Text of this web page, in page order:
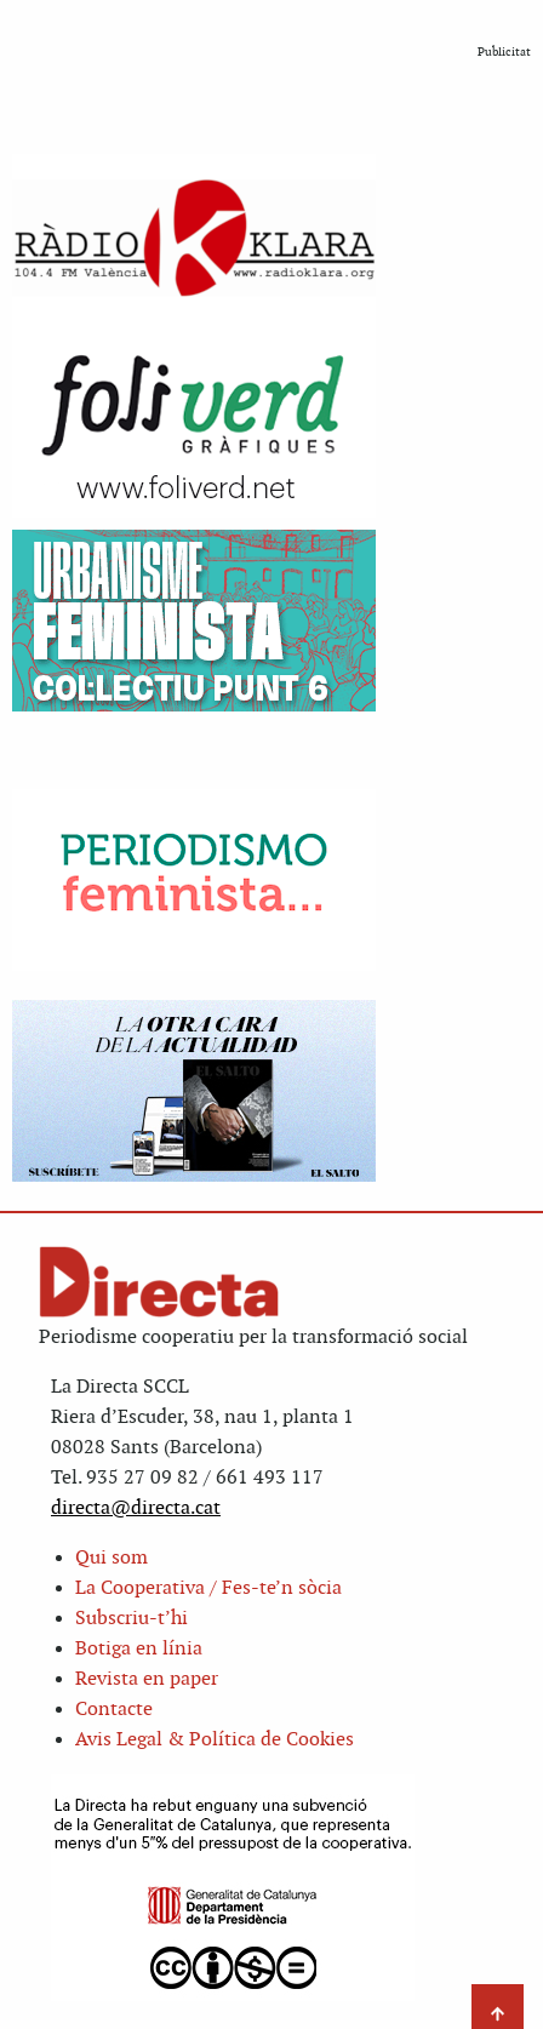
Publicitat
Periodisme cooperatiu per la transformació social
La Directa SCCL
Riera d’Escuder, 38, nau 1, planta 1
08028 Sants (Barcelona)
Tel. 935 27 09 82 / 661 493 117
directa@directa.cat
Qui som
La Cooperativa / Fes-te’n sòcia
Subscriu-t’hi
Botiga en línia
Revista en paper
Contacte
Avis Legal & Política de Cookies